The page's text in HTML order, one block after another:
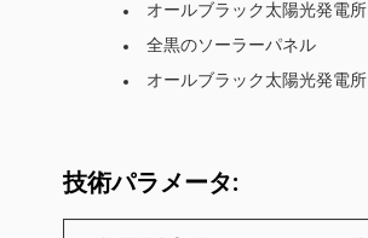
オールブラック太陽光発電所
全黒のソーラーパネル
オールブラック太陽光発電所
技術パラメータ: